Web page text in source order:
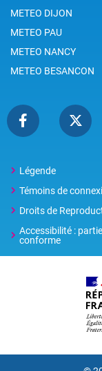
METEO DIJON
METEO PAU
METEO NANCY
METEO BESANCON
Légende
Témoins de
Droits de
Accessibilité :
conforme